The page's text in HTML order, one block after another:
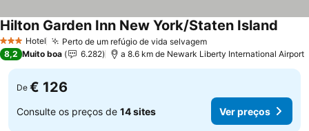
3 EstrelasHotel Perto de um refúgio de vida selvagem
Hilton Garden Inn New York/Staten Island
8,2 Muito boa 6.282 a 8.6 km de Newark Liberty International Airport
De € 126
Consulte os preços de 14 sites Ver preços